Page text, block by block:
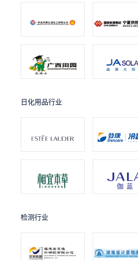
日化用品行业
检测行业